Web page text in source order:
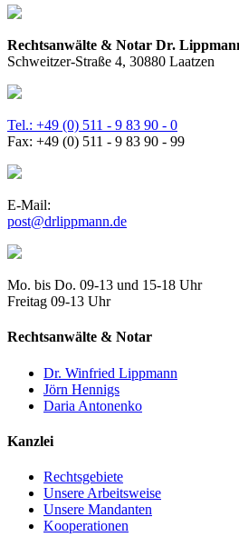
Rechtsanwälte & Notar Dr.
Schweitzer-Straße 4, 30880 Laatzen
Tel.: +49 (0) 511 - 9 83 90 - 0
Fax: +49 (0) 511 - 9 83 90 - 99
E-Mail:
Mo. bis Do. 09-13 und 15-18 Uhr
Freitag 09-13 Uhr
Rechtsanwälte & Notar
Dr. Winfried Lippmann
Jörn Hennigs
Daria Antonenko
Kanzlei
Rechtsgebiete
Unsere Arbeitsweise
Unsere Mandanten
Kooperationen